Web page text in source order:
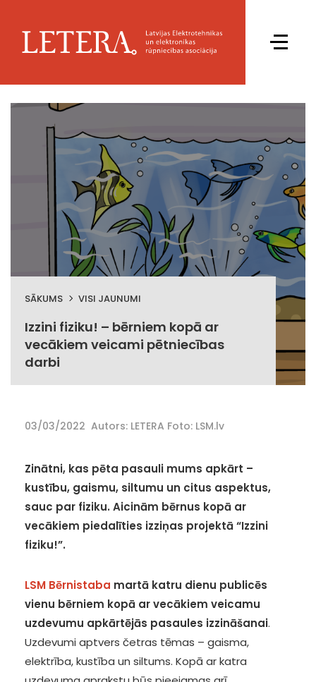
SĀKUMS VISI JAUNUMI
Izzini fiziku! – bērniem kopā ar
vecākiem veicami pētniecības
darbi
03/03/2022 Autors: LETERA Foto: LSM.lv
Zinātni, kas pēta pasauli mums apkārt –
kustību, gaismu, siltumu un citus aspektus,
sauc par fiziku. Aicinām bērnus kopā ar
vecākiem piedalīties izziņas projektā “Izzini
fiziku!”.
LSM Bērnistaba martā katru dienu publicēs
vienu bērniem kopā ar vecākiem veicamu
uzdevumu apkārtējās pasaules izzināšanai.
Uzdevumi aptvers četras tēmas – gaisma,
elektrība, kustība un siltums. Kopā ar katra